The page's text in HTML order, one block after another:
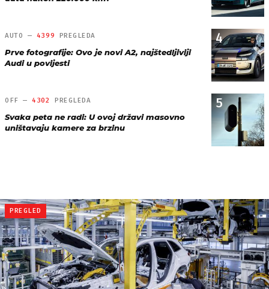
4
AUTO — 4399 PREGLEDA
Prve fotografije: Ovo je novi A2, najštedljiviji
Audi u povijesti
5
OFF —4302 PREGLEDA
Svaka peta ne radi: U ovoj državi masovno
uništavaju kamere za brzinu
PREGLED